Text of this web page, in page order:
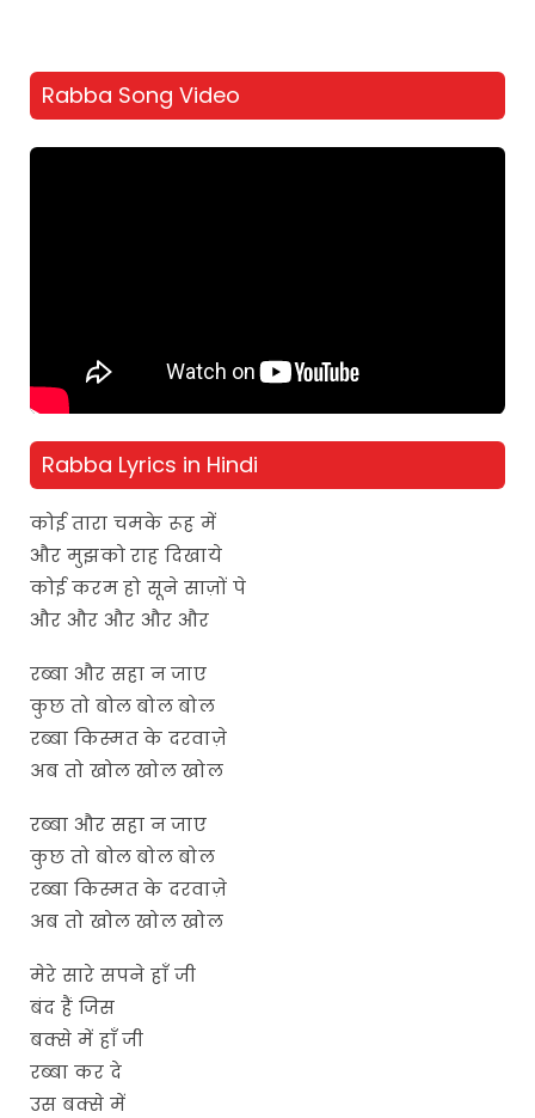
Rabba Song Video
Rabba Lyrics in Hindi
कोई तारा चमके रूह में
और मुझको राह दिखाये
कोई करम हो सूने साज़ों पे
और और और और और
रब्बा और सहा न जाए
कुछ तो बोल बोल बोल
रब्बा किस्मत के दरवाज़े
अब तो खोल खोल खोल
रब्बा और सहा न जाए
कुछ तो बोल बोल बोल
रब्बा किस्मत के दरवाज़े
अब तो खोल खोल खोल
मेरे सारे सपने हाँ जी
बंद हैं जिस
बक्से में हाँ जी
रब्बा कर दे
उस बक्से में